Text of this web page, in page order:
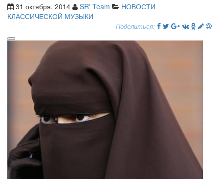
31 октября, 2014 SR' Team
НОВОСТИ
КЛАССИЧЕСКОЙ МУЗЫКИ
Поделиться: